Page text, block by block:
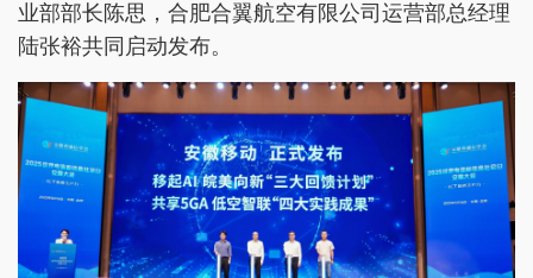
业部部长陈思，合肥合翼航空有限公司运营部总经理
陆张裕共同启动发布。